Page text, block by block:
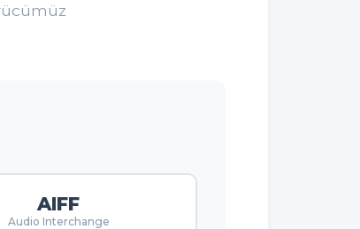
AIFF
Audio Interchange